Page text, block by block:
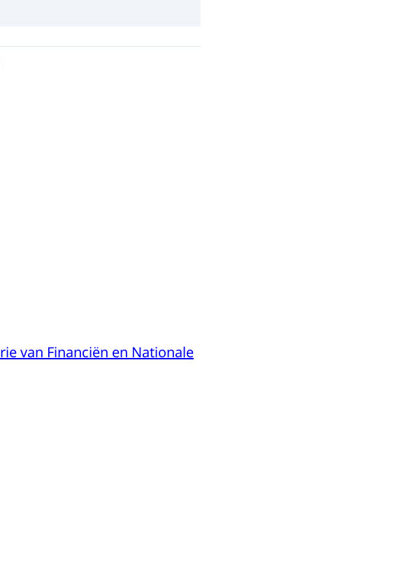
van Financiën en Nationale